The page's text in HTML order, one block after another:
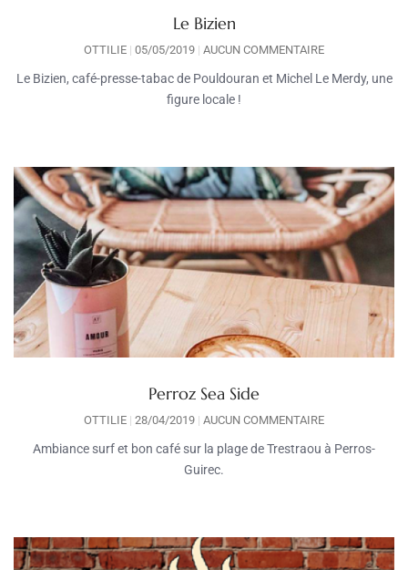
Le Bizien
OTTILIE 05/05/2019 AUCUN COMMENTAIRE
Le Bizien, café-presse-tabac de Pouldouran et Michel Le Merdy, une
figure locale !
Perroz Sea Side
OTTILIE 28/04/2019 AUCUN COMMENTAIRE
Ambiance surf et bon café sur la plage de Trestraou à Perros-
Guirec.